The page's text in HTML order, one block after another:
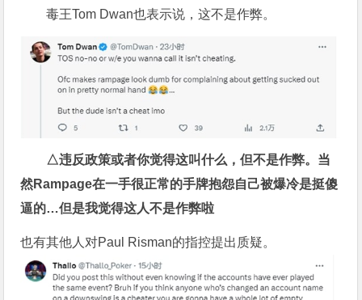
毒王Tom Dwan也表示说，这不是作弊。
△违反政策或者你觉得这叫什么，但不是作弊。当
然Rampage在一手很正常的手牌抱怨自己被爆冷是挺傻
逼的…但是我觉得这人不是作弊啦
也有其他人对Paul Risman的指控提出质疑。